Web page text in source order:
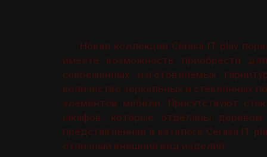
. Новая коллекция Cerasa IT play
имеете возможность приобрести
современных изготовляемых
количество зеркальных и стеклянных
элементов мебели. Присутствуют
шкафов, которые отделаны
представленная в каталоге Cerasa IT
отличный внешний вид изделий.